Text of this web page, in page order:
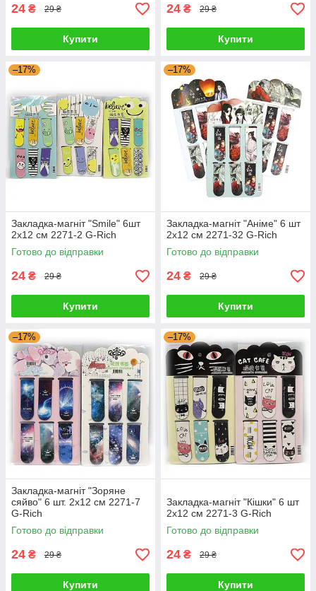
24 ₴ 29 ₴
Купити
24 ₴ 29 ₴
Купити
–17%
Закладка-магніт "Smile" 6шт
2x12 см 2271-2 G-Rich
Готово до відправки
24 ₴ 29 ₴
Купити
–17%
Закладка-магніт "Аніме" 6 шт
2x12 см 2271-32 G-Rich
Готово до відправки
24 ₴ 29 ₴
Купити
–17%
Закладка-магніт "Зоряне
сяйво" 6 шт. 2x12 см 2271-7
G-Rich
Готово до відправки
24 ₴ 29 ₴
Купити
–17%
Закладка-магніт "Кішки" 6 шт
2x12 см 2271-3 G-Rich
Готово до відправки
24 ₴ 29 ₴
Купити